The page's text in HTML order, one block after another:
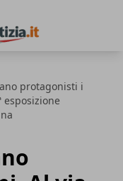
protagonisti i
esposizione